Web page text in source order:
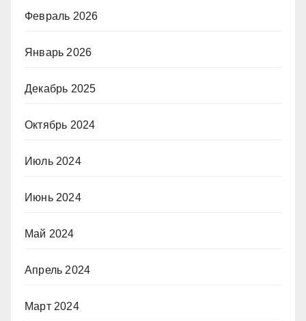
Февраль 2026
Январь 2026
Декабрь 2025
Октябрь 2024
Июль 2024
Июнь 2024
Май 2024
Апрель 2024
Март 2024